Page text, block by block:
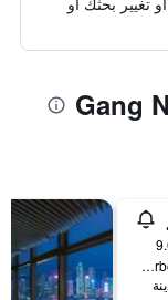
1 Harbour Road, Hong Kong, هونغ كونغ